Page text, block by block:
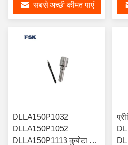
095000-6300 के लिए
सबसे अच्छी कीमत पाएं
DLLA150P1032
DLLA150P1052
DLLA150P1113 कुबोटा M7